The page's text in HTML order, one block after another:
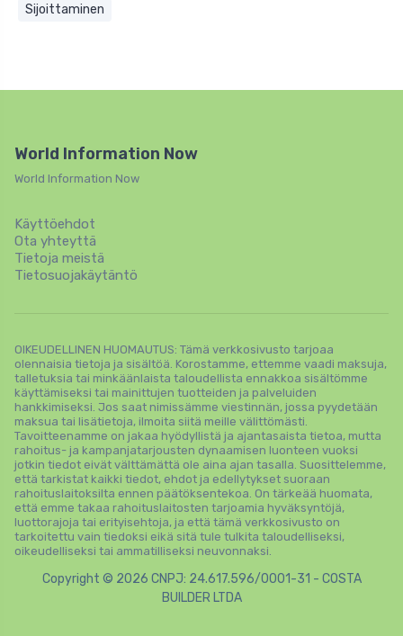
Sijoittaminen
World Information Now
World Information Now
Käyttöehdot
Ota yhteyttä
Tietoja meistä
Tietosuojakäytäntö
OIKEUDELLINEN HUOMAUTUS: Tämä verkkosivusto tarjoaa
olennaisia ​​tietoja ja sisältöä. Korostamme, ettemme vaadi maksuja,
talletuksia tai minkäänlaista taloudellista ennakkoa sisältömme
käyttämiseksi tai mainittujen tuotteiden ja palveluiden
hankkimiseksi. Jos saat nimissämme viestinnän, jossa pyydetään
maksua tai lisätietoja, ilmoita siitä meille välittömästi.
Tavoitteenamme on jakaa hyödyllistä ja ajantasaista tietoa, mutta
rahoitus- ja kampanjatarjousten dynaamisen luonteen vuoksi
jotkin tiedot eivät välttämättä ole aina ajan tasalla. Suosittelemme,
että tarkistat kaikki tiedot, ehdot ja edellytykset suoraan
rahoituslaitoksilta ennen päätöksentekoa. On tärkeää huomata,
että emme takaa rahoituslaitosten tarjoamia hyväksyntöjä,
luottorajoja tai erityisehtoja, ja että tämä verkkosivusto on
tarkoitettu vain tiedoksi eikä sitä tule tulkita taloudelliseksi,
oikeudelliseksi tai ammatilliseksi neuvonnaksi.
Copyright © 2026 CNPJ: 24.617.596/0001-31 - COSTA
BUILDER LTDA